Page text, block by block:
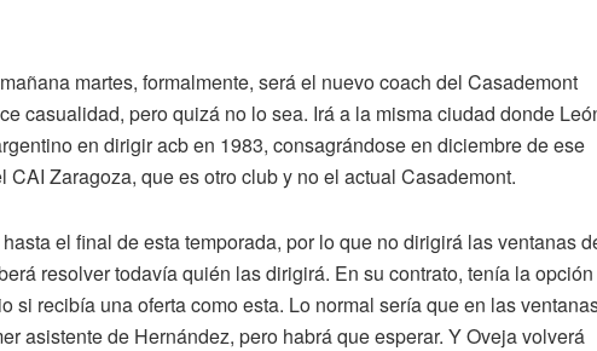
martes, formalmente, será el nuevo coach del Casademont
casualidad, pero quizá no lo sea. Irá a la misma ciudad donde
en dirigir acb en 1983, consagrándose en diciembre de ese
Zaragoza, que es otro club y no el actual Casademont.
el final de esta temporada, por lo que no dirigirá las ventanas
resolver todavía quién las dirigirá. En su contrato, tenía la opción
si recibía una oferta como esta. Lo normal sería que en las
asistente de Hernández, pero habrá que esperar. Y Oveja volverá